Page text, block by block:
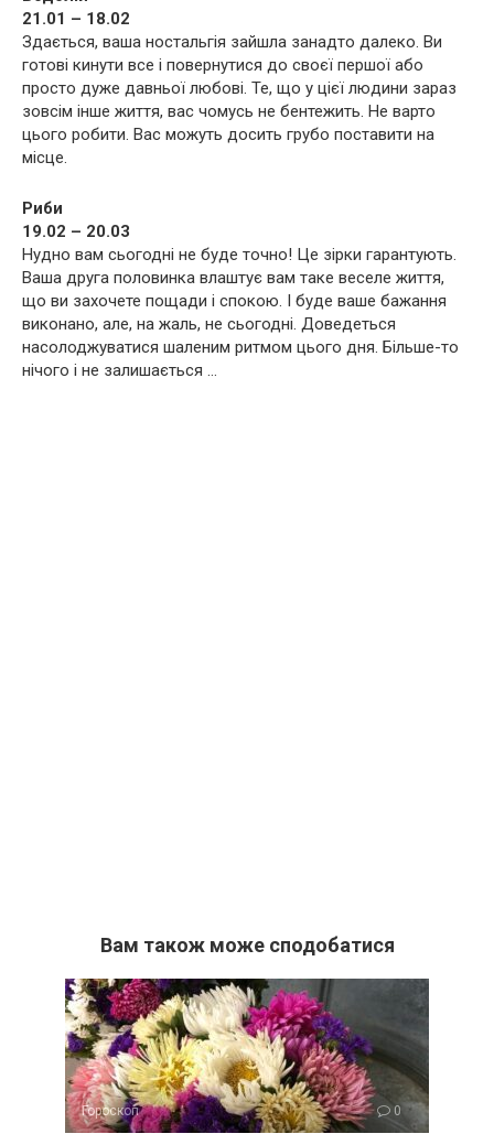
21.01 – 18.02
Здається, ваша ностальгія зайшла занадто далеко. Ви
готові кинути все і повернутися до своєї першої або
просто дуже давньої любові. Те, що у цієї людини зараз
зовсім інше життя, вас чомусь не бентежить. Не варто
цього робити. Вас можуть досить грубо поставити на
місце.
Риби
19.02 – 20.03
Нудно вам сьогодні не буде точно! Це зірки гарантують.
Ваша друга половинка влаштує вам таке веселе життя,
що ви захочете пощади і спокою. І буде ваше бажання
виконано, але, на жаль, не сьогодні. Доведеться
насолоджуватися шаленим ритмом цього дня. Більше-то
нічого і не залишається …
Вам також може сподобатися
Гороскоп 0